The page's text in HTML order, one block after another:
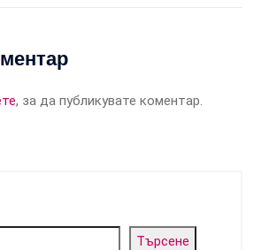
, за да публикувате коментар.
Търсене